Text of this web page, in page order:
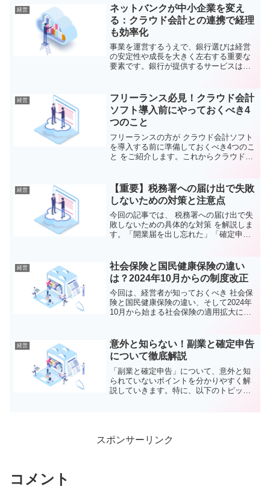
か？」と不安を抱えている方も多いので
はないでしょうか。本...
経営
ネットバンクが中小企業を変え
る：クラウド会計との連携で経理
も効率化
事業を運営するうえで、銀行選びは経営
の安定性や成長を大きく左右する重要な
要素です。銀行が提供するサービスは単
も深く関わります。特にネットバンク
は、その利便性とコスト効率...
経営
フリーランス必見！クラウド会計
ソフト導入前にやっておくべき4
つのこと
フリーランスの方が クラウド会計ソフト
を導入する前に準備しておくべき4つのこ
と をご紹介します。これからクラウド会
ば嬉しいです。1. キャッシュレス化を進
めるクラウド会...
経営
【重要】税務署への届け出で失敗
しないための対策と注意点
今回の記事では、 税務署への届け出で失
敗しないための具体的な対策 を解説しま
す。「開業届を出し忘れた」「確定申告
た。これを読めば、トラブルを未然に防
ぐ知識を得られるはずで...
経営
社会保険と国民健康保険の違い
は？2024年10月からの制度改正
今回は、経営者が知っておくべき 社会保
険と国民健康保険の違い、そして2024年
10月から始まる社会保険の適用拡大につ
更は無関係ではありません。加入義務が
拡大することで、...
経営
意外と知らない！副業と確定申告
について徹底解説
「副業と確定申告」について、意外と知
られていないポイントを分かりやすく解
説していきます。特に、以下のトピック
スポンサーリンク
コメント